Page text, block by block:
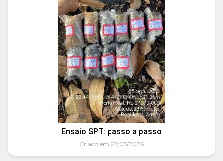
Ensaio SPT: passo a passo
Criado em 22/05/2026